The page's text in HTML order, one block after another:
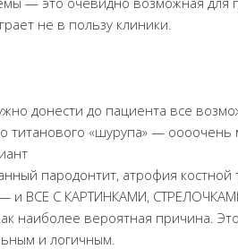
не в пользу клиники.
донести до пациента все
титанового «шурупа» — оооочень
пародонтит, атрофия костной
и ВСЕ С КАРТИНКАМИ,
наиболее вероятная причина.
и логичным.